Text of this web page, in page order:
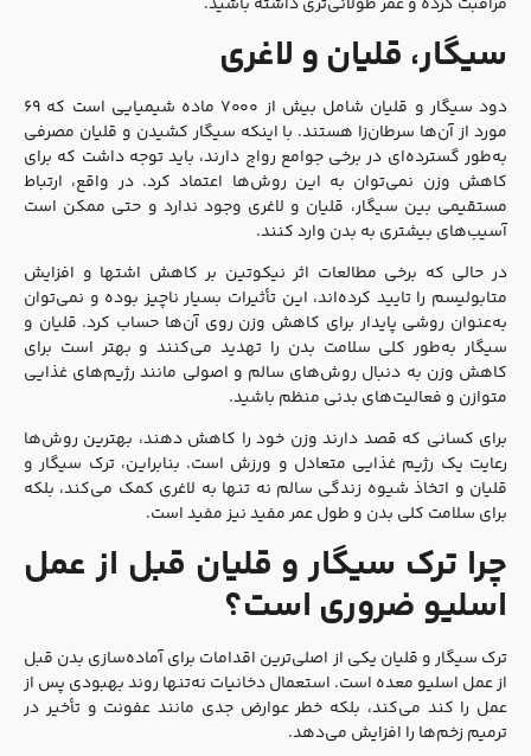
سیگار، قلیان و لاغری
دود سیگار و قلیان شامل بیش از ۷۰۰۰ ماده شیمیایی است که ۶۹
مورد از آن‌ها سرطان‌زا هستند. با اینکه سیگار کشیدن و قلیان مصرفی
به‌طور گسترده‌ای در برخی جوامع رواج دارند، باید توجه داشت که برای
کاهش وزن نمی‌توان به این روش‌ها اعتماد کرد. در واقع، ارتباط
مستقیمی بین سیگار، قلیان و لاغری وجود ندارد و حتی ممکن است
آسیب‌های بیشتری به بدن وارد کنند.
در حالی که برخی مطالعات اثر نیکوتین بر کاهش اشتها و افزایش
متابولیسم را تایید کرده‌اند، این تأثیرات بسیار ناچیز بوده و نمی‌توان
به‌عنوان روشی پایدار برای کاهش وزن روی آن‌ها حساب کرد. قلیان و
سیگار به‌طور کلی سلامت بدن را تهدید می‌کنند و بهتر است برای
کاهش وزن به دنبال روش‌های سالم و اصولی مانند رژیم‌های غذایی
متوازن و فعالیت‌های بدنی منظم باشید.
برای کسانی که قصد دارند وزن خود را کاهش دهند، بهترین روش‌ها
رعایت یک رژیم غذایی متعادل و ورزش است. بنابراین، ترک سیگار و
قلیان و اتخاذ شیوه زندگی سالم نه تنها به لاغری کمک می‌کند، بلکه
برای سلامت کلی بدن و طول عمر مفید نیز مفید است.
چرا ترک سیگار و قلیان قبل از عمل
اسلیو ضروری است؟
ترک سیگار و قلیان یکی از اصلی‌ترین اقدامات برای آماده‌سازی بدن قبل
از عمل اسلیو معده است. استعمال دخانیات نه‌تنها روند بهبودی پس از
عمل را کند می‌کند، بلکه خطر عوارض جدی مانند عفونت و تأخیر در
ترمیم زخم‌ها را افزایش می‌دهد.